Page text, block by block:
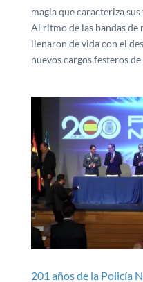
magia que caracteriza
Al ritmo de las bandas de
llenaron de vida con el
nuevos cargos festeros de
201 años de la Policía